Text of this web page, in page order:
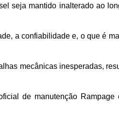
seja mantido inalterado ao
a confiabilidade e, o que é
mecânicas inesperadas,
de manutenção